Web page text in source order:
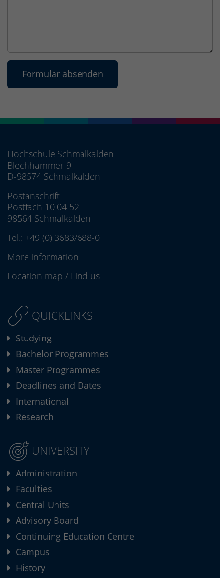
Hochschule Schmalkalden
Blechhammer 9
D-98574 Schmalkalden
Postanschrift
Postfach 10 04 52
98564 Schmalkalden
Tel.: +49 (0) 3683/688-0
More information
Location map / Find us
QUICKLINKS
Studying
Bachelor Programmes
Master Programmes
Deadlines and Dates
International
Research
UNIVERSITY
Administration
Faculties
Central Units
Advisory Board
Continuing Education Centre
Campus
History